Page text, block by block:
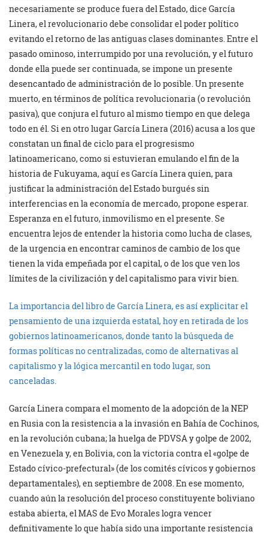
necesariamente se produce fuera del Estado, dice García
Linera, el revolucionario debe consolidar el poder político
evitando el retorno de las antiguas clases dominantes. Entre el
pasado ominoso, interrumpido por una revolución, y el futuro
donde ella puede ser continuada, se impone un presente
desencantado de administración de lo posible. Un presente
muerto, en términos de política revolucionaria (o revolución
pasiva), que conjura el futuro al mismo tiempo en que delega
todo en él. Si en otro lugar García Linera (2016) acusa a los que
constatan un final de ciclo para el progresismo
latinoamericano, como si estuvieran emulando el fin de la
historia de Fukuyama, aquí es García Linera quien, para
justificar la administración del Estado burgués sin
interferencias en la economía de mercado, propone esperar.
Esperanza en el futuro, inmovilismo en el presente. Se
encuentra lejos de entender la historia como lucha de clases,
de la urgencia en encontrar caminos de cambio de los que
tienen la vida empeñada por el capital, o de los que ven los
límites de la civilización y del capitalismo para vivir bien.
La importancia del libro de García Linera, es así explicitar el
pensamiento de una izquierda estatal, hoy en retirada de los
gobiernos latinoamericanos, donde tanto la búsqueda de
formas políticas no centralizadas, como de alternativas al
capitalismo y la lógica mercantil en todo lugar, son
canceladas.
García Linera compara el momento de la adopción de la NEP
en Rusia con la resistencia a la invasión en Bahía de Cochinos,
en la revolución cubana; la huelga de PDVSA y golpe de 2002,
en Venezuela y, en Bolivia, con la victoria contra el «golpe de
Estado cívico-prefectural» (de los comités cívicos y gobiernos
departamentales), en septiembre de 2008. En ese momento,
cuando aún la resolución del proceso constituyente boliviano
estaba abierta, el MAS de Evo Morales logra vencer
definitivamente lo que había sido una importante resistencia